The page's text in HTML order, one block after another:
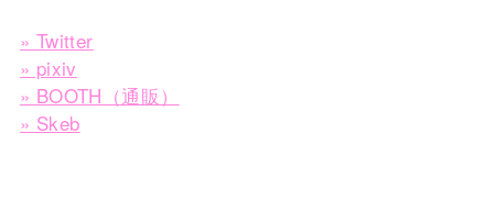
» Twitter
» pixiv
» BOOTH（通販）
» Skeb